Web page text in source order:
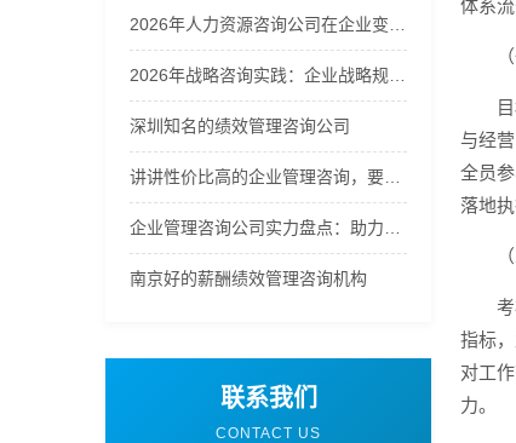
深圳知名的绩效管理咨询公司
南京好的薪酬绩效管理咨询机构
联系我们
CONTACT US
体系
与经
全员
落地
指标
对工
力。